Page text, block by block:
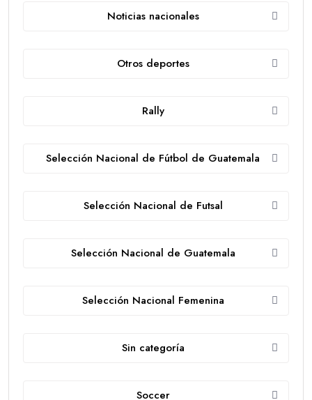
Noticias nacionales
Otros deportes
Rally
Selección Nacional de Fútbol de Guatemala
Selección Nacional de Futsal
Selección Nacional de Guatemala
Selección Nacional Femenina
Sin categoría
Soccer